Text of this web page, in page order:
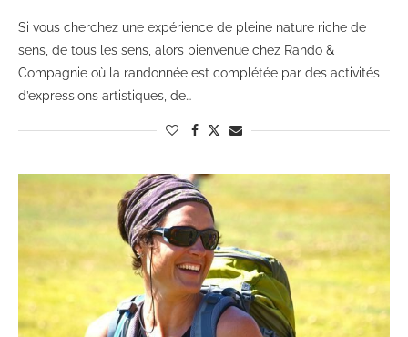
Si vous cherchez une expérience de pleine nature riche de
sens, de tous les sens, alors bienvenue chez Rando &
Compagnie où la randonnée est complétée par des activités
d’expressions artistiques, de…